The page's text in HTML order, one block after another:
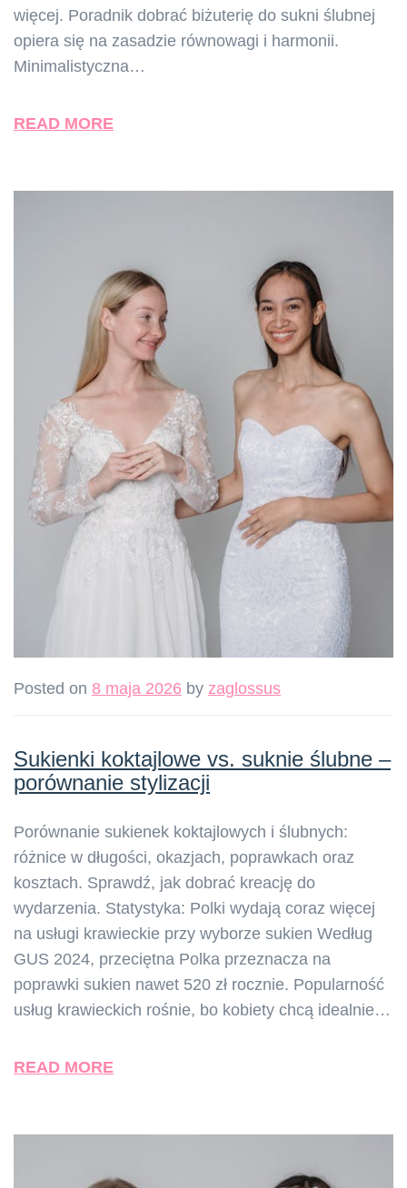
więcej. Poradnik dobrać biżuterię do sukni ślubnej
opiera się na zasadzie równowagi i harmonii.
Minimalistyczna…
READ MORE
Posted on 8 maja 2026 by zaglossus
Sukienki koktajlowe vs. suknie ślubne –
porównanie stylizacji
Porównanie sukienek koktajlowych i ślubnych:
różnice w długości, okazjach, poprawkach oraz
kosztach. Sprawdź, jak dobrać kreację do
wydarzenia. Statystyka: Polki wydają coraz więcej
na usługi krawieckie przy wyborze sukien Według
GUS 2024, przeciętna Polka przeznacza na
poprawki sukien nawet 520 zł rocznie. Popularność
usług krawieckich rośnie, bo kobiety chcą idealnie…
READ MORE